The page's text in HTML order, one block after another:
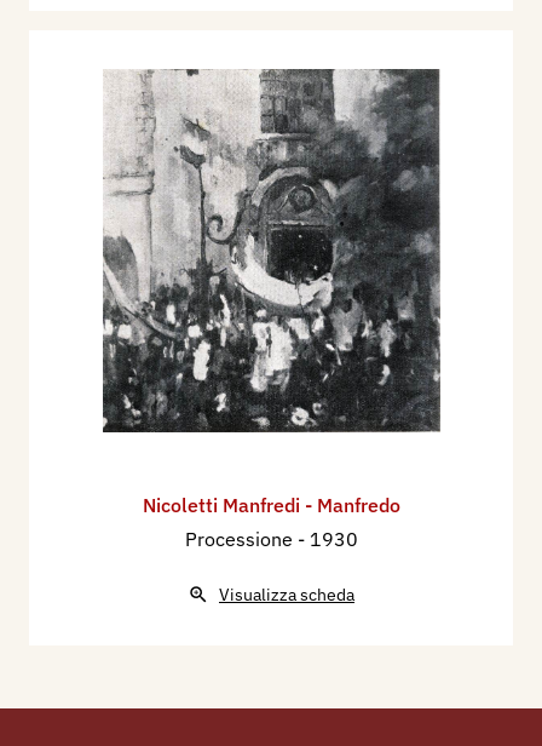
Nicoletti Manfredi - Manfredo
Processione - 1930
Visualizza scheda